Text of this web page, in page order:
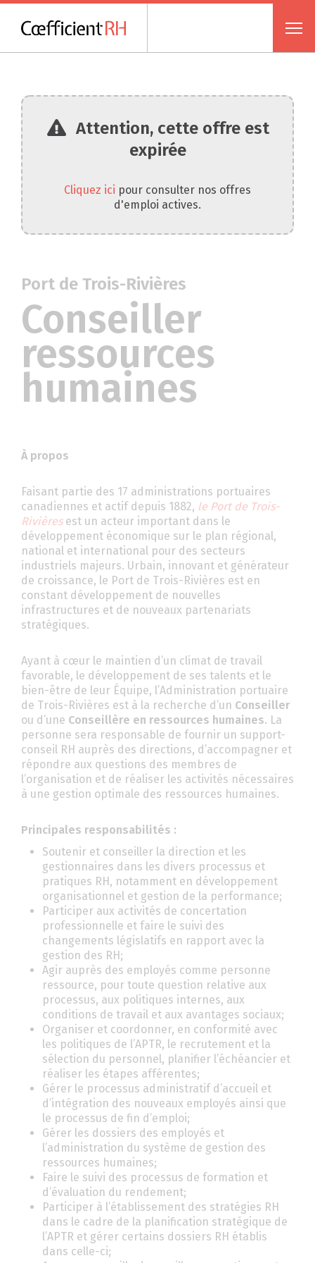
Attention, cette offre est
expirée
Cliquez ici pour consulter nos offres
d'emploi actives.
Port de Trois-Rivières
Conseiller
ressources
humaines
À propos
Faisant partie des 17 administrations portuaires
canadiennes et actif depuis 1882, le Port de Trois-
Rivièresest un acteur important dans le
développement économique sur le plan régional,
national et international pour des secteurs
industriels majeurs. Urbain, innovant et générateur
de croissance, le Port de Trois-Rivières est en
constant développement de nouvelles
infrastructures et de nouveaux partenariats
stratégiques.
Ayant à cœur le maintien d’un climat de travail
favorable, le développement de ses talents et le
bien-être de leur Équipe, l’Administration portuaire
de Trois-Rivières est à la recherche d’un Conseiller
ou d’une Conseillère en ressources humaines. La
personne sera responsable de fournir un support-
conseil RH auprès des directions, d’accompagner et
répondre aux questions des membres de
l’organisation et de réaliser les activités nécessaires
à une gestion optimale des ressources humaines.
Principales responsabilités :
Soutenir et conseiller la direction et les
gestionnaires dans les divers processus et
pratiques RH, notamment en développement
organisationnel et gestion de la performance;
Participer aux activités de concertation
professionnelle et faire le suivi des
changements législatifs en rapport avec la
gestion des RH;
Agir auprès des employés comme personne
ressource, pour toute question relative aux
processus, aux politiques internes, aux
conditions de travail et aux avantages sociaux;
Organiser et coordonner, en conformité avec
les politiques de l’APTR, le recrutement et la
sélection du personnel, planifier l’échéancier et
réaliser les étapes afférentes;
Gérer le processus administratif d’accueil et
d’intégration des nouveaux employés ainsi que
le processus de fin d’emploi;
Gérer les dossiers des employés et
l’administration du système de gestion des
ressources humaines;
Faire le suivi des processus de formation et
d’évaluation du rendement;
Participer à l’établissement des stratégies RH
dans le cadre de la planification stratégique de
l’APTR et gérer certains dossiers RH établis
dans celle-ci;